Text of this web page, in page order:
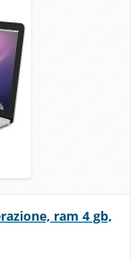
ram 4 gb,